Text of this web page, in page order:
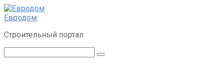
Перейти
к
Евродом
Строительный портал